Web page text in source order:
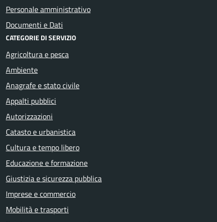
Personale amministrativo
Documenti e Dati
CATEGORIE DI SERVIZIO
Agricoltura e pesca
Ambiente
Anagrafe e stato civile
Appalti pubblici
Autorizzazioni
Catasto e urbanistica
Cultura e tempo libero
Educazione e formazione
Giustizia e sicurezza pubblica
Imprese e commercio
Mobilità e trasporti